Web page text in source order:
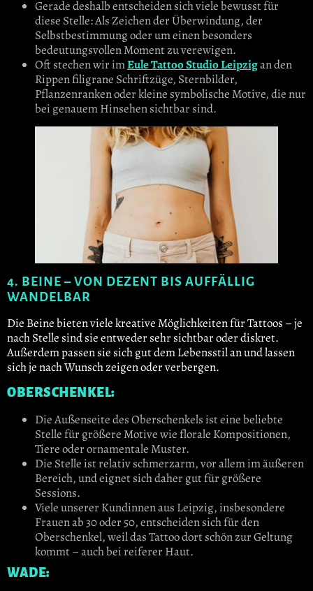
Gerade deshalb entscheiden sich viele bewusst für
diese Stelle: Als Zeichen der Überwindung, der
Selbstbestimmung oder um einen besonders
bedeutungsvollen Moment zu verewigen.
Oft stechen wir imEule Tattoo Studio Leipzigan den
Rippen filigrane Schriftzüge, Sternbilder,
Pflanzenranken oder kleine symbolische Motive, die nur
bei genauem Hinsehen sichtbar sind.
4. BEINE – VON DEZENT BIS AUFFÄLLIG
WANDELBAR
Die Beine bieten viele kreative Möglichkeiten für Tattoos – je
nach Stelle sind sie entweder sehr sichtbar oder diskret.
Außerdem passen sie sich gut dem Lebensstil an und lassen
sich je nach Wunsch zeigen oder verbergen.
OBERSCHENKEL:
Die Außenseite des Oberschenkels ist eine beliebte
Stelle für größere Motive wie florale Kompositionen,
Tiere oder ornamentale Muster.
Die Stelle ist relativ schmerzarm, vor allem im äußeren
Bereich, und eignet sich daher gut für größere
Sessions.
Viele unserer Kundinnen aus Leipzig, insbesondere
Frauen ab 30 oder 50, entscheiden sich für den
Oberschenkel, weil das Tattoo dort schön zur Geltung
kommt – auch bei reiferer Haut.
WADE: